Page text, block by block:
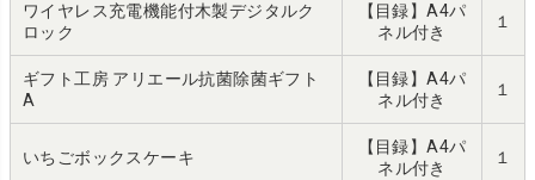
ワイヤレス充電機能付木製デジタルク
ロック
【目録】A4パ
ネル付き
１
ギフト工房 アリエール抗菌除菌ギフト
A
【目録】A4パ
ネル付き
１
いちごボックスケーキ
【目録】A4パ
ネル付き
１